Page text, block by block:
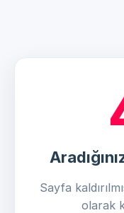
Sayfa
olarak